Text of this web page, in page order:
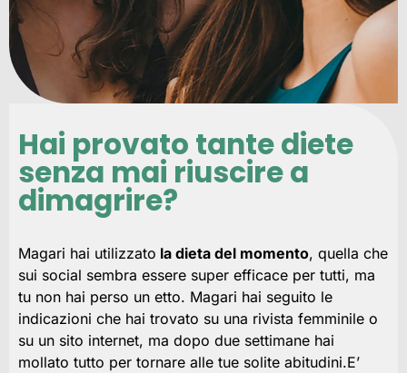
Hai provato tante diete
senza mai riuscire a
dimagrire?
Magari hai utilizzato la dieta del momento, quella che
sui social sembra essere super efficace per tutti, ma
tu non hai perso un etto. Magari hai seguito le
indicazioni che hai trovato su una rivista femminile o
su un sito internet, ma dopo due settimane hai
mollato tutto per tornare alle tue solite abitudini.E’